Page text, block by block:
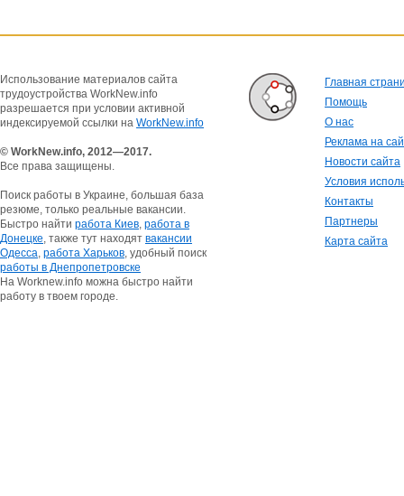
Использование материалов сайта
трудоустройства WorkNew.info
разрешается при условии активной
индексируемой ссылки на WorkNew.info
© WorkNew.info, 2012—2017.
Все права защищены.
Поиск работы в Украине, большая база
резюме, только реальные вакансии.
Быстро найти работа Киев, работа в
Донецке, также тут находят вакансии
Одесса, работа Харьков, удобный поиск
работы в Днепропетровске
На Worknew.info можна быстро найти
работу в твоем городе.
Главная
Помощь
О нас
Реклама на
Новости сайта
Условия
Контакты
Партнеры
Карта сайта